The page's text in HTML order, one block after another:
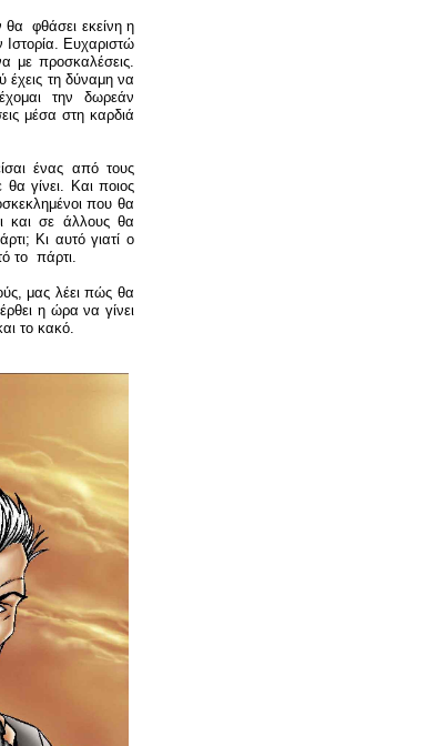
φθάσει εκείνη η
Ευχαριστώ
με προσκαλέσεις.
έχεις τη δύναμη να
την δωρεάν
μέσα στη καρδιά
ένας από τους
γίνει. Και ποιος
που θα
και σε άλλους θα
Κι αυτό γιατί ο
το πάρτι.
μας λέει πώς θα
η ώρα να γίνει
το κακό.